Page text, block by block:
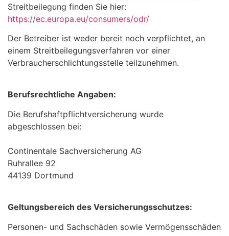
Streitbeilegung finden Sie hier:
https://ec.europa.eu/consumers/odr/
Der Betreiber ist weder bereit noch verpflichtet, an
einem Streitbeilegungsverfahren vor einer
Verbraucherschlichtungsstelle teilzunehmen.
Berufsrechtliche Angaben:
Die Berufshaftpflichtversicherung wurde
abgeschlossen bei:
Continentale Sachversicherung AG
Ruhrallee 92
44139 Dortmund
Geltungsbereich des Versicherungsschutzes:
Personen- und Sachschäden sowie Vermögensschäden